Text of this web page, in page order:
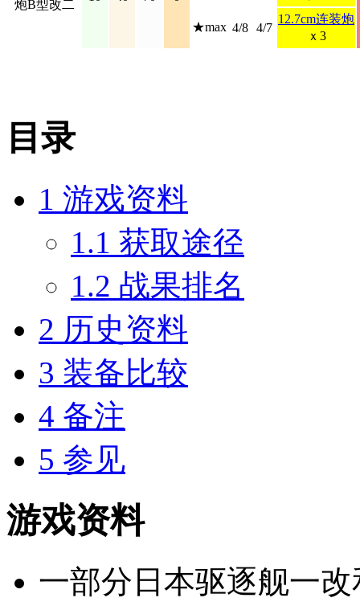
炮B型改二
★max 4/8 4/7
12.7cm连装炮
ｘ3
目录
1 游戏资料
1.1 获取途径
1.2 战果排名
2 历史资料
3 装备比较
4 备注
5 参见
游戏资料
一部分日本驱逐舰一